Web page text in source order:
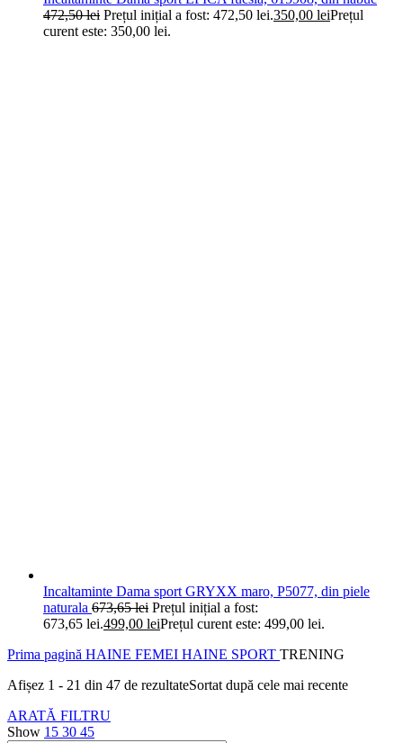
472,50lei Prețul inițial a fost: 472,50 lei.350,00 leiPrețul
curent este: 350,00 lei.
Incaltaminte Dama sport GRYXX maro, P5077, din piele
naturala 673,65lei Prețul inițial a fost:
673,65 lei.499,00 leiPrețul curent este: 499,00 lei.
Prima pagină HAINE FEMEI HAINE SPORT TRENING
Afișez 1 - 21 din 47 de rezultateSortat după cele mai recente
ARATĂ FILTRU
Show 15 30 45